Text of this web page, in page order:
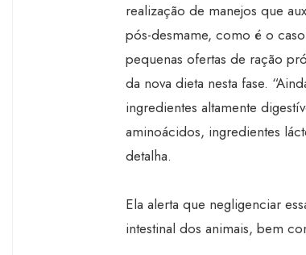
realização de manejos que
pós-desmame, como é o
pequenas ofertas de ração
da nova dieta nesta fase.
ingredientes altamente
aminoácidos, ingredientes
detalha.
Ela alerta que negligenciar
intestinal dos animais, bem